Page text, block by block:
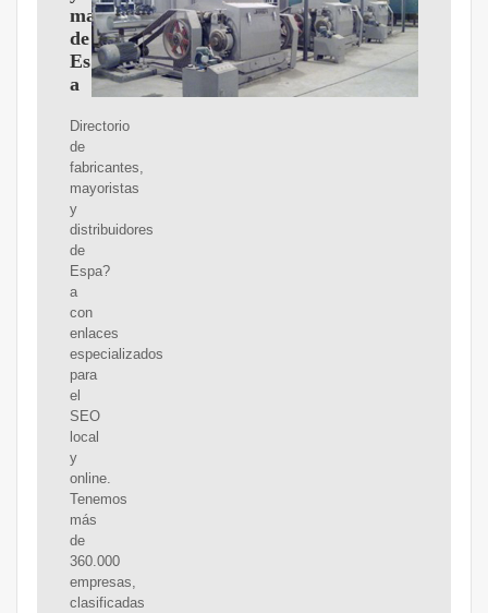
mayoristas
de
Espa?
a
Directorio
de
fabricantes,
mayoristas
y
distribuidores
de
Espa?
a
con
enlaces
especializados
para
el
SEO
local
y
online.
Tenemos
más
de
360.000
empresas,
clasificadas